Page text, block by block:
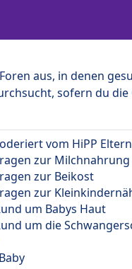
aus, in denen
sofern du